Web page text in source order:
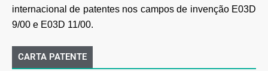
internacional de patentes nos campos de invenção E03D
9/00 e E03D 11/00.
CARTA PATENTE